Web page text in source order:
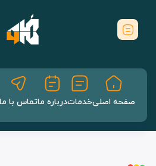
صفحه اصلیخدماتدرباره ماتماس با ما